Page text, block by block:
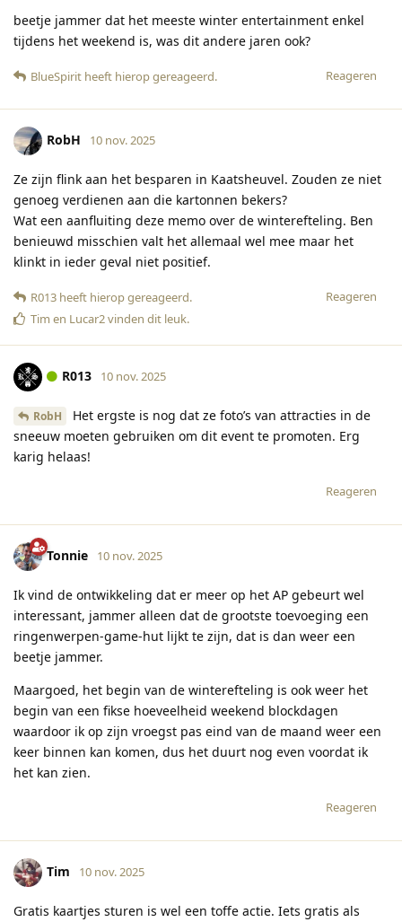
beetje jammer dat het meeste winter entertainment enkel
tijdens het weekend is, was dit andere jaren ook?
Reageren
BlueSpirit heeft hierop gereageerd.
RobH 10 nov. 2025
Ze zijn flink aan het besparen in Kaatsheuvel. Zouden ze niet
genoeg verdienen aan die kartonnen bekers?
Wat een aanfluiting deze memo over de winterefteling. Ben
benieuwd misschien valt het allemaal wel mee maar het
klinkt in ieder geval niet positief.
Reageren
R013 heeft hierop gereageerd.
Tim en Lucar2vinden dit leuk.
R013 10 nov. 2025
RobH
Het ergste is nog dat ze foto’s van attracties in de
sneeuw moeten gebruiken om dit event te promoten. Erg
karig helaas!
Reageren
Tonnie 10 nov. 2025
Ik vind de ontwikkeling dat er meer op het AP gebeurt wel
interessant, jammer alleen dat de grootste toevoeging een
ringenwerpen-game-hut lijkt te zijn, dat is dan weer een
beetje jammer.
Maargoed, het begin van de winterefteling is ook weer het
begin van een fikse hoeveelheid weekend blockdagen
waardoor ik op zijn vroegst pas eind van de maand weer een
keer binnen kan komen, dus het duurt nog even voordat ik
het kan zien.
Reageren
Tim 10 nov. 2025
Gratis kaartjes sturen is wel een toffe actie. Iets gratis als